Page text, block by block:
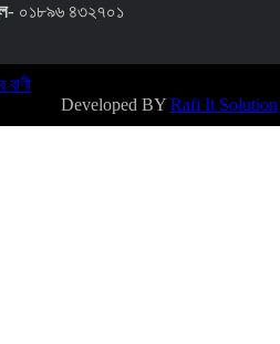
- ০১৮৯৬ ৪৩২৭০১
বাণী
Developed BY Rafi It Solution